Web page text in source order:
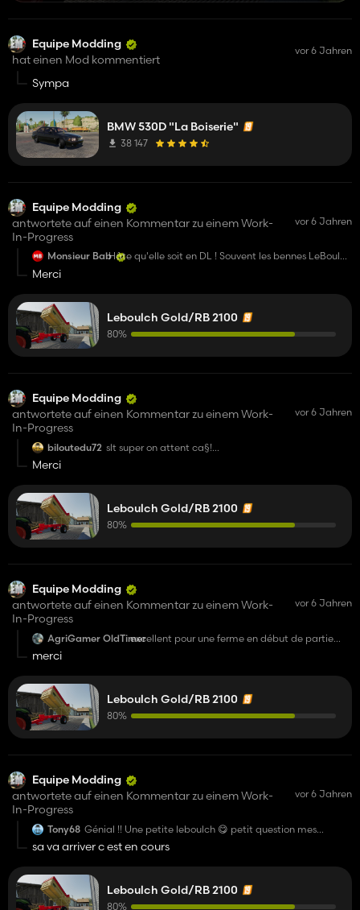
Equipe Modding
hat einen Mod kommentiert
vor 6 Jahren
Sympa
BMW 530D "La Boiserie"
38 147
Equipe Modding
antwortete auf einen Kommentar zu einem Work-
In-Progress
vor 6 Jahren
Monsieur BabHâte qu'elle soit en DL ! Souvent les bennes LeBoulch
Merci
Leboulch Gold/RB 2100
80%
Equipe Modding
antwortete auf einen Kommentar zu einem Work-
In-Progress
vor 6 Jahren
biloutedu72 slt super on attent ca§!
Merci
Leboulch Gold/RB 2100
80%
Equipe Modding
antwortete auf einen Kommentar zu einem Work-
In-Progress
vor 6 Jahren
AgriGamer OldTimerexcellent pour une ferme en début de partie
merci
Leboulch Gold/RB 2100
80%
Equipe Modding
antwortete auf einen Kommentar zu einem Work-
In-Progress
vor 6 Jahren
Tony68 Génial !! Une petite leboulch 😋 petit question mes
pourquoi vous mettez pas une option du style avec les
ancien logo et une autre version avec les nouveaux logo
sa va arriver c est en cours
Leboulch Gold/RB 2100
80%